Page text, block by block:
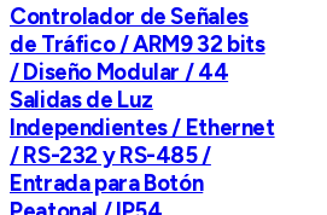
Controlador de Señales
de Tráfico / ARM9 32 bits
/ Diseño Modular / 44
Salidas de Luz
Independientes / Ethernet
/ RS-232 y RS-485 /
Entrada para Botón